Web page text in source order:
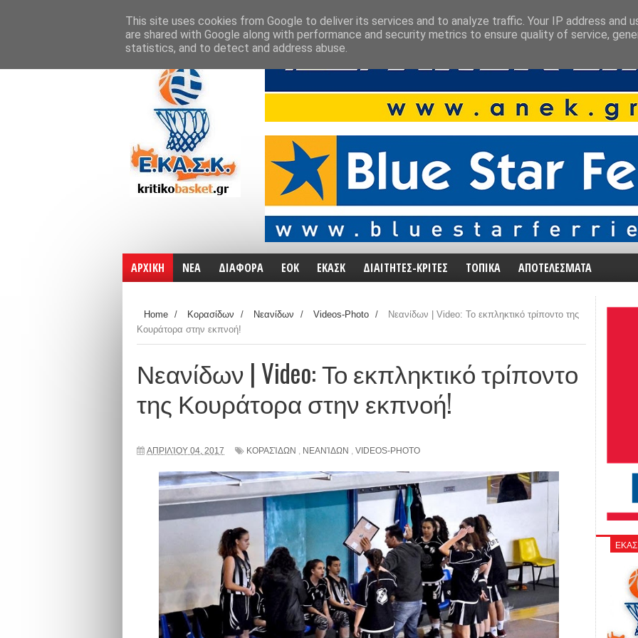
ΑΡΧΙΚΗ ΝΕΑ ΔΙΑΦΟΡΑ ΕΟΚ ΕΚΑΣΚ ΔΙΑΙΤΗΤΕΣ-ΚΡΙΤΕΣ ΤΟΠΙΚΑ ΑΠΟΤΕΛΕΣΜΑΤΑ
Home / Κορασίδων / Νεανίδων / Videos-Photo /
Νεανίδων | Video: Το εκπληκτικό τρίποντο της
Κουράτορα στην εκπνοή!
Νεανίδων | Video: Το εκπληκτικό τρίποντο
της Κουράτορα στην εκπνοή!
ΑΠΡΙΛΊΟΥ 04, 2017 ΚΟΡΑΣΊΔΩΝ , ΝΕΑΝΊΔΩΝ , VIDEOS-PHOTO
This site uses cookies from Google to deliver its services and to analyze traffic. Your IP address and
are shared with Google along with performance and security metrics to ensure quality of service,
statistics, and to detect and address abuse.